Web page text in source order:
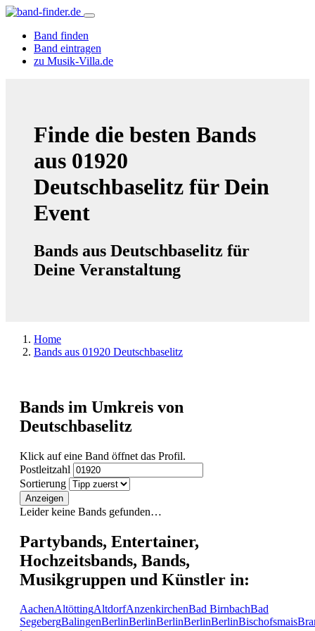
Band finden
Band eintragen
zu Musik-Villa.de
Finde die besten Bands
aus 01920
Deutschbaselitz für Dein
Event
Bands aus Deutschbaselitz für
Deine Veranstaltung
Home
Bands aus 01920 Deutschbaselitz
Bands im Umkreis von
Deutschbaselitz
Klick auf eine Band öffnet das Profil.
Postleitzahl
Sortierung
Anzeigen
Leider keine Bands gefunden…
Partybands, Entertainer,
Hochzeitsbands, Bands,
Musikgruppen und Künstler in:
AachenAltöttingAltdorfAnzenkirchenBad BirnbachBad
SegebergBalingenBerlinBerlinBerlinBerlinBerlinBischofsmais